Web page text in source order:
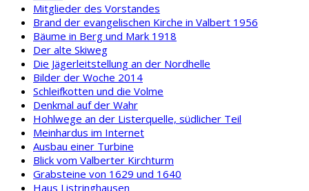
Mitglieder des Vorstandes
Brand der evangelischen Kirche in Valbert 1956
Bäume in Berg und Mark 1918
Der alte Skiweg
Die Jägerleitstellung an der Nordhelle
Bilder der Woche 2014
Schleifkotten und die Volme
Denkmal auf der Wahr
Hohlwege an der Listerquelle, südlicher Teil
Meinhardus im Internet
Ausbau einer Turbine
Blick vom Valberter Kirchturm
Grabsteine von 1629 und 1640
Haus Listringhausen